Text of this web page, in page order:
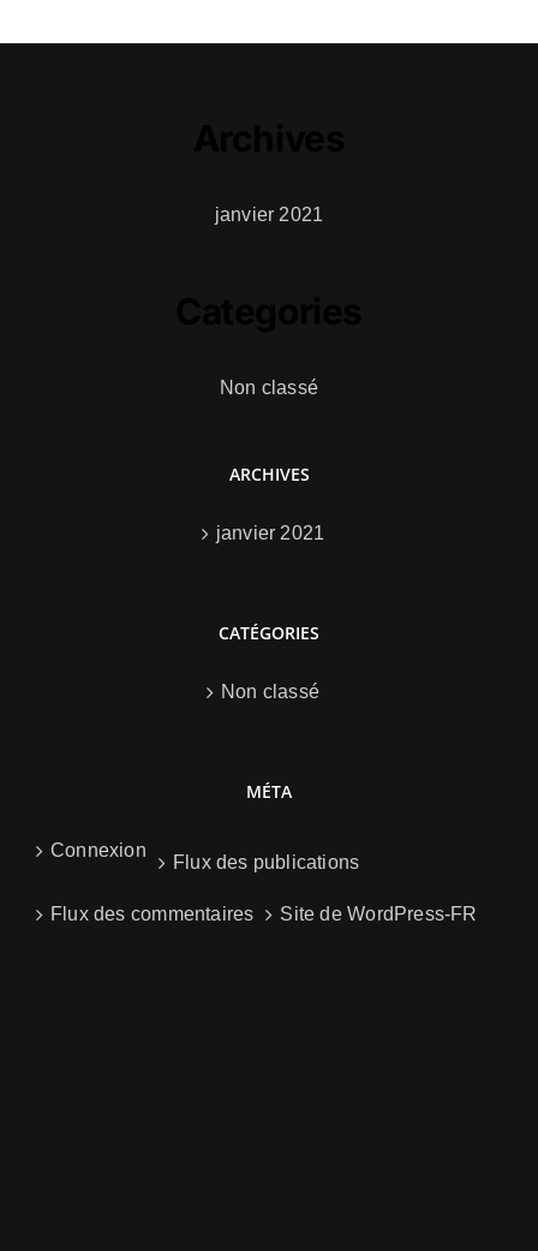
janvier 2021
Non classé
ARCHIVES
janvier 2021
CATÉGORIES
Non classé
MÉTA
Connexion
Flux des publications
Flux des commentaires Site de WordPress-FR